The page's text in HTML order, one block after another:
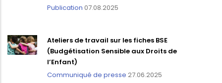
Publication 07.08.2025
Ateliers de travail sur les fiches BSE
(Budgétisation Sensible aux Droits de
l’Enfant)
Communiqué de presse 27.06.2025